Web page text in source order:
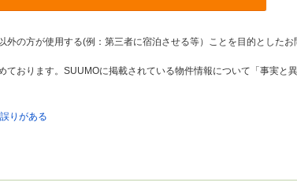
の方が使用する(例：第三者に宿泊させる等）ことを目的とした
おります。SUUMOに掲載されている物件情報について「事実
りがある